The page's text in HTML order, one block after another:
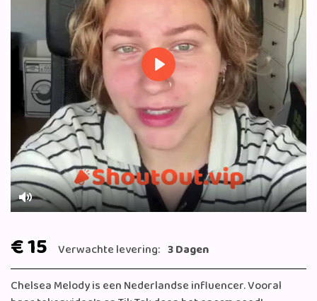
Mute
Play
€ 15 Verwachte levering: 3 Dagen
Chelsea Melody is een Nederlandse influencer. Vooral